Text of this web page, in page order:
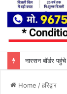
Home /हरिद्वार